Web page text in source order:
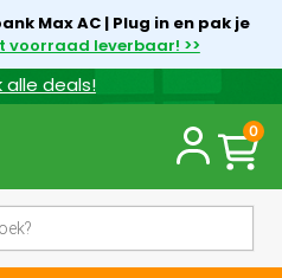
Max AC | Plug in en pak je
voorraad leverbaar! >>
alle deals!
0